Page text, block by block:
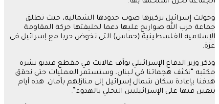
وحولت إسرائيل تركيزها صوب حدودها الشمالية، حيث تطلق
جماعة حزب الله صواريخ عليها دعما لحليفتها حركة المقاومة
الإسلامية الفلسطينية (حماس) التي تخوض حربا مع إسرائيل في
غزة.
وذكر وزير الدفاع الإسرائيلي يوآف غالانت في مقطع فيديو نشره
مكتبه “نكثف هجماتنا في لبنان، وستستمر العمليات حتى نحقق
هدفنا بإعادة سكان شمال إسرائيل إلى منازلهم بأمان. هذه أيام
يتعين فيها على الإسرائيليين التحلي بالهدوء”.